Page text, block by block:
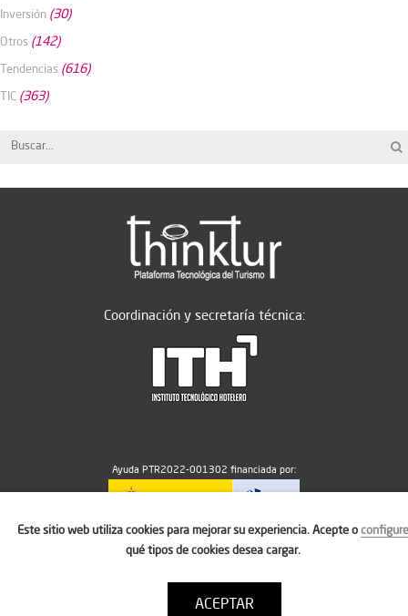
Inversión (30)
Otros (142)
Tendencias (616)
TIC (363)
Coordinación y secretaría técnica:
Ayuda PTR2022-001302 financiada por:
MICIU/AEI/10.13039/501100011033
Política de cookies Condiciones de uso
Este sitio web utiliza cookies para mejorar su experiencia. Acepte oconfigure
qué tipos de cookies desea cargar.
ACEPTAR